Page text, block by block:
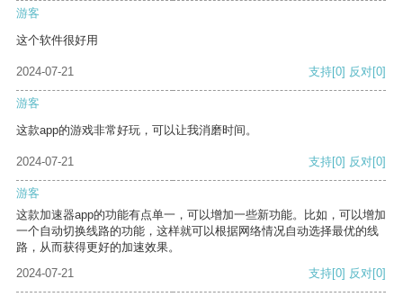
游客
这个软件很好用
2024-07-21 支持[0] 反对[0]
游客
这款app的游戏非常好玩，可以让我消磨时间。
2024-07-21 支持[0] 反对[0]
游客
这款加速器app的功能有点单一，可以增加一些新功能。比如，可以增加
一个自动切换线路的功能，这样就可以根据网络情况自动选择最优的线
路，从而获得更好的加速效果。
2024-07-21
支持[0] 反对[0]